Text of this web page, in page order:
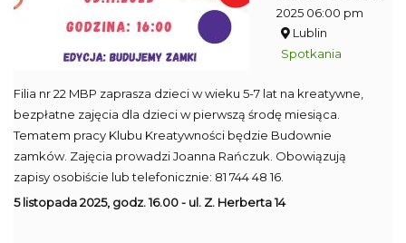
2025 06:00 pm
Lublin
Spotkania
Filia nr 22 MBP zaprasza dzieci w wieku 5-7 lat na kreatywne,
bezpłatne zajęcia dla dzieci w pierwszą środę miesiąca.
Tematem pracy Klubu Kreatywności będzie Budownie
zamków. Zajęcia prowadzi Joanna Rańczuk. Obowiązują
zapisy osobiście lub telefonicznie: 81 744 48 16.
5 listopada 2025, godz. 16.00 - ul. Z. Herberta 14